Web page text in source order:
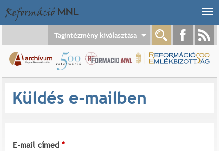
Tagintézmény kiválasztása
Küldés e-mailben
E-mail címed *